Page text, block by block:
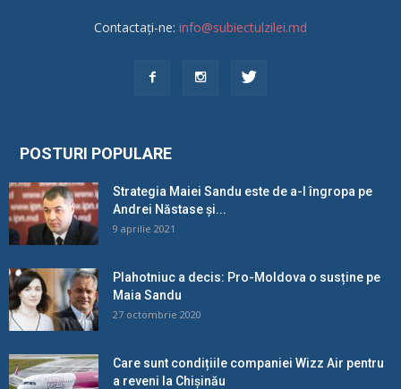
Contactați-ne: info@subiectulzilei.md
POSTURI POPULARE
Strategia Maiei Sandu este de a-l îngropa pe
Andrei Năstase și...
9 aprilie 2021
Plahotniuc a decis: Pro-Moldova o susține pe
Maia Sandu
27 octombrie 2020
Care sunt condițiile companiei Wizz Air pentru
a reveni la Chișinău